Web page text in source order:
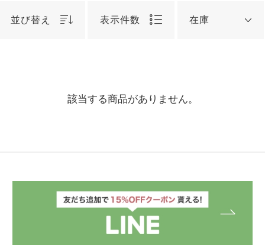
並び替え 表示件数 在庫
該当する商品がありません。